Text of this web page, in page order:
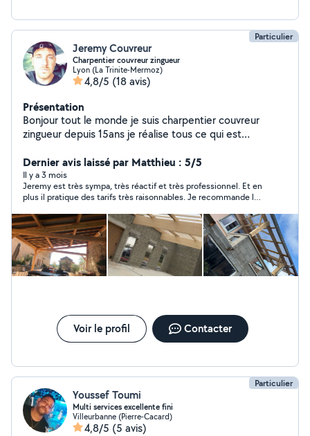
Particulier
Jeremy Couvreur
Charpentier couvreur zingueur
Lyon (La Trinite-Mermoz)
4,8/5 (18 avis)
Présentation
Bonjour tout le monde je suis charpentier couvreur
zingueur depuis 15ans je réalise tous ce qui est
couverture , création de velux , gouttières zinc,
entourage de cheminée, habillage bandeaux).
Dernier avis laissé par Matthieu : 5/5
Il y a 3 mois
Jeremy est très sympa, très réactif et très professionnel. Et en
plus il pratique des tarifs très raisonnables. Je recommande les
Voir le profil Contacter
Particulier
Youssef Toumi
Multi services excellente fini
Villeurbanne (Pierre-Cacard)
4,8/5 (5 avis)